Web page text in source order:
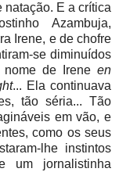
natação. E a crítica
Azambuja,
Irene, e de chofre
se diminuídos
de Irene en
... Ela continuava
tão séria... Tão
em vão, e
como os seus
lhe instintos
um jornalistinha